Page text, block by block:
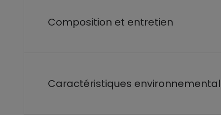
Composition et entretien
Caractéristiques